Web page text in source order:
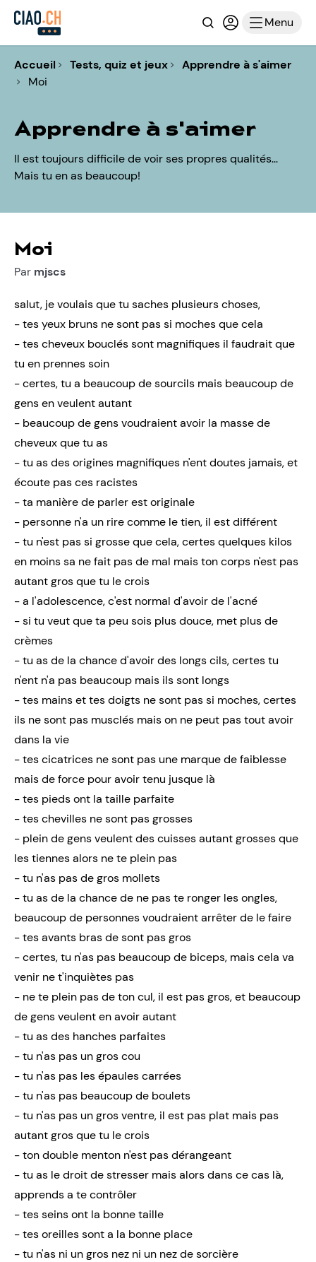
RechercheConnexion
Menu
Accueil Tests, quiz et jeux
Apprendre à s'aimer
Moi
Apprendre à s'aimer
Il est toujours difficile de voir ses propres qualités...
Mais tu en as beaucoup!
Moi
Par mjscs
salut, je voulais que tu saches plusieurs choses,
- tes yeux bruns ne sont pas si moches que cela
- tes cheveux bouclés sont magnifiques il faudrait que
tu en prennes soin
- certes, tu a beaucoup de sourcils mais beaucoup de
gens en veulent autant
- beaucoup de gens voudraient avoir la masse de
cheveux que tu as
- tu as des origines magnifiques n'ent doutes jamais, et
écoute pas ces racistes
- ta manière de parler est originale
- personne n'a un rire comme le tien, il est différent
- tu n'est pas si grosse que cela, certes quelques kilos
en moins sa ne fait pas de mal mais ton corps n'est pas
autant gros que tu le crois
- a l'adolescence, c'est normal d'avoir de l'acné
- si tu veut que ta peu sois plus douce, met plus de
crèmes
- tu as de la chance d'avoir des longs cils, certes tu
n'ent n'a pas beaucoup mais ils sont longs
- tes mains et tes doigts ne sont pas si moches, certes
ils ne sont pas musclés mais on ne peut pas tout avoir
dans la vie
- tes cicatrices ne sont pas une marque de faiblesse
mais de force pour avoir tenu jusque là
- tes pieds ont la taille parfaite
- tes chevilles ne sont pas grosses
- plein de gens veulent des cuisses autant grosses que
les tiennes alors ne te plein pas
- tu n'as pas de gros mollets
- tu as de la chance de ne pas te ronger les ongles,
beaucoup de personnes voudraient arrêter de le faire
- tes avants bras de sont pas gros
- certes, tu n'as pas beaucoup de biceps, mais cela va
venir ne t'inquiètes pas
- ne te plein pas de ton cul, il est pas gros, et beaucoup
de gens veulent en avoir autant
- tu as des hanches parfaites
- tu n'as pas un gros cou
- tu n'as pas les épaules carrées
- tu n'as pas beaucoup de boulets
- tu n'as pas un gros ventre, il est pas plat mais pas
autant gros que tu le crois
- ton double menton n'est pas dérangeant
- tu as le droit de stresser mais alors dans ce cas là,
apprends a te contrôler
- tes seins ont la bonne taille
- tes oreilles sont a la bonne place
- tu n'as ni un gros nez ni un nez de sorcière